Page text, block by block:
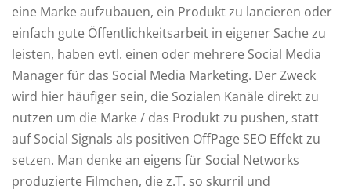
eine Marke aufzubauen, ein Produkt zu lancieren oder
einfach gute Öffentlichkeitsarbeit in eigener Sache zu
leisten, haben evtl. einen oder mehrere Social Media
Manager für das Social Media Marketing. Der Zweck
wird hier häufiger sein, die Sozialen Kanäle direkt zu
nutzen um die Marke / das Produkt zu pushen, statt
auf Social Signals als positiven OffPage SEO Effekt zu
setzen. Man denke an eigens für Social Networks
produzierte Filmchen, die z.T. so skurril und